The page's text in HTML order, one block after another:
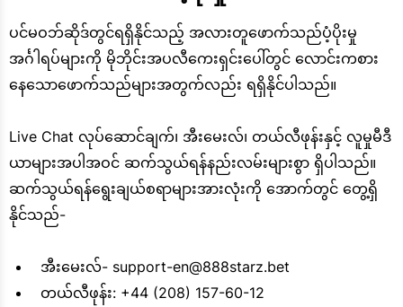
ပင်မဝဘ်ဆိုဒ်တွင်ရရှိနိုင်သည့် အလားတူဖောက်သည်ပံ့ပိုးမှု
အင်္ဂါရပ်များကို မိုဘိုင်းအပလီကေးရှင်းပေါ်တွင် လောင်းကစား
နေသောဖောက်သည်များအတွက်လည်း ရရှိနိုင်ပါသည်။
Live Chat လုပ်ဆောင်ချက်၊ အီးမေးလ်၊ တယ်လီဖုန်းနှင့် လူမှုမီဒီ
ယာများအပါအဝင် ဆက်သွယ်ရန်နည်းလမ်းများစွာ ရှိပါသည်။
ဆက်သွယ်ရန်ရွေးချယ်စရာများအားလုံးကို အောက်တွင် တွေ့ရှိ
နိုင်သည်-
အီးမေးလ်- support-en@888starz.bet
တယ်လီဖုန်း: +44 (208) 157-60-12